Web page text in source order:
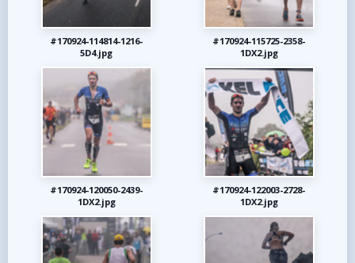
#170924-114814-1216-
5D4.jpg
#170924-115725-2358-
1DX2.jpg
#170924-120050-2439-
1DX2.jpg
#170924-122003-2728-
1DX2.jpg